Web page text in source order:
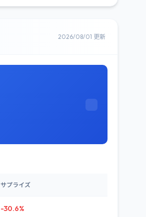
2026/08/01 更新
サプライズ
-30.6%